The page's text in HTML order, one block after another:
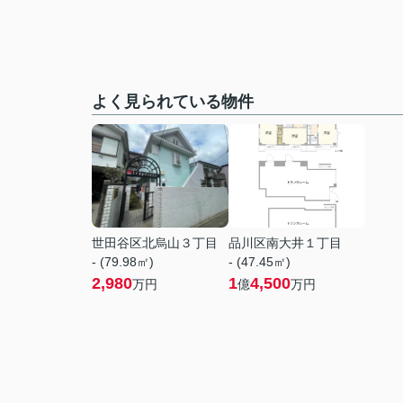
よく見られている物件
世田谷区北烏山３丁目
- (79.98㎡)
2,980万円
品川区南大井１丁目
- (47.45㎡)
1億4,500万円